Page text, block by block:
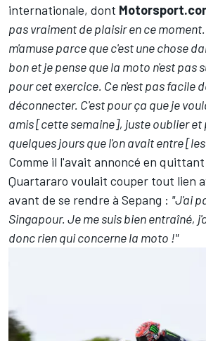
internationale, dont
pas vraiment de plaisir en ce
m'amuse parce que c'est une chose
bon et je pense que la moto n'est pas
pour cet exercice. Ce n'est pas facile
déconnecter. C'est pour ça que je
amis [cette semaine], juste oublier
quelques jours que l'on avait entre
Comme il l'avait annoncé en
Quartararo voulait couper tout lien
avant de se rendre à Sepang : "J'ai
Singapour. Je me suis bien entraîné,
donc rien qui concerne la moto !"